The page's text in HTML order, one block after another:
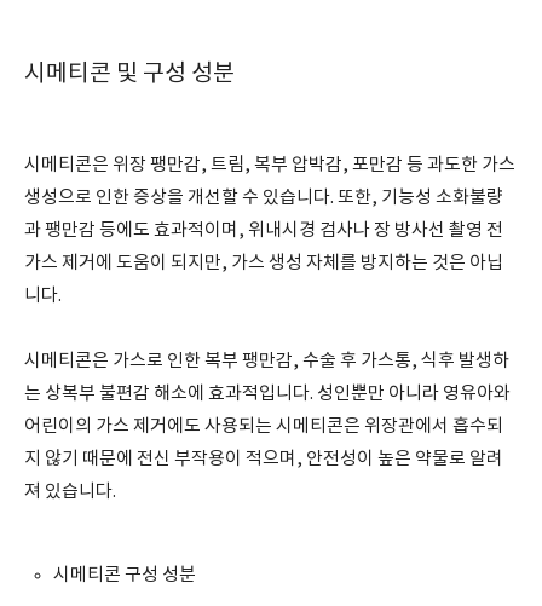
시메티콘 및 구성 성분
시메티콘은 위장 팽만감, 트림, 복부 압박감, 포만감 등 과도한 가스
생성으로 인한 증상을 개선할 수 있습니다. 또한, 기능성 소화불량
과 팽만감 등에도 효과적이며, 위내시경 검사나 장 방사선 촬영 전
가스 제거에 도움이 되지만, 가스 생성 자체를 방지하는 것은 아닙
니다.
시메티콘은 가스로 인한 복부 팽만감, 수술 후 가스통, 식후 발생하
는 상복부 불편감 해소에 효과적입니다. 성인뿐만 아니라 영유아와
어린이의 가스 제거에도 사용되는 시메티콘은 위장관에서 흡수되
지 않기 때문에 전신 부작용이 적으며, 안전성이 높은 약물로 알려
져 있습니다.
시메티콘 구성 성분